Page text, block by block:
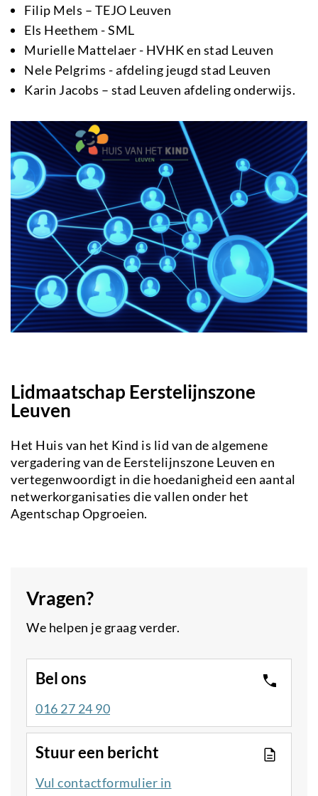
Filip Mels – TEJO Leuven
Els Heethem - SML
Murielle Mattelaer - HVHK en stad Leuven
Nele Pelgrims - afdeling jeugd stad Leuven
Karin Jacobs – stad Leuven afdeling onderwijs.
Lidmaatschap Eerstelijnszone
Leuven
Het Huis van het Kind is lid van de algemene
vergadering van de Eerstelijnszone Leuven en
vertegenwoordigt in die hoedanigheid een aantal
netwerkorganisaties die vallen onder het
Agentschap Opgroeien.
Vragen?
We helpen je graag verder.
Bel ons
016 27 24 90
Stuur een bericht
Vul contactformulier in